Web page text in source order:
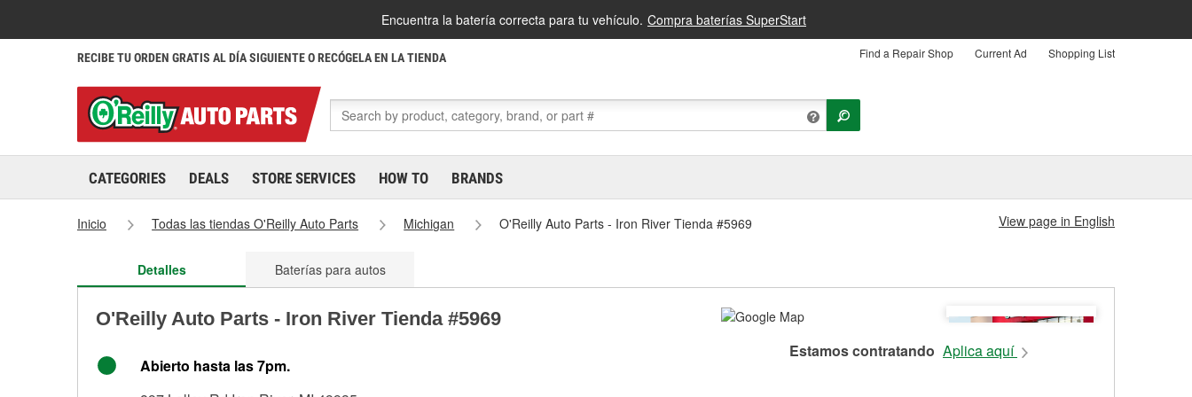
Encuentra la batería correcta para tu vehículo. Compra baterías SuperStart
RECIBE TU ORDEN GRATIS AL DÍA SIGUIENTE O RECÓGELA EN LA TIENDA Find a Repair Shop Current Ad Shopping List
CATEGORIES DEALS STORE SERVICES HOW TO BRANDS
Inicio Todas las tiendas O'Reilly Auto Parts Michigan O'Reilly Auto Parts - Iron River Tienda #5969 View page in English
Detalles Baterías para autos
O'Reilly Auto Parts - Iron River Tienda #5969
Abierto hasta las 7pm.
Estamos contratando Aplica aquí